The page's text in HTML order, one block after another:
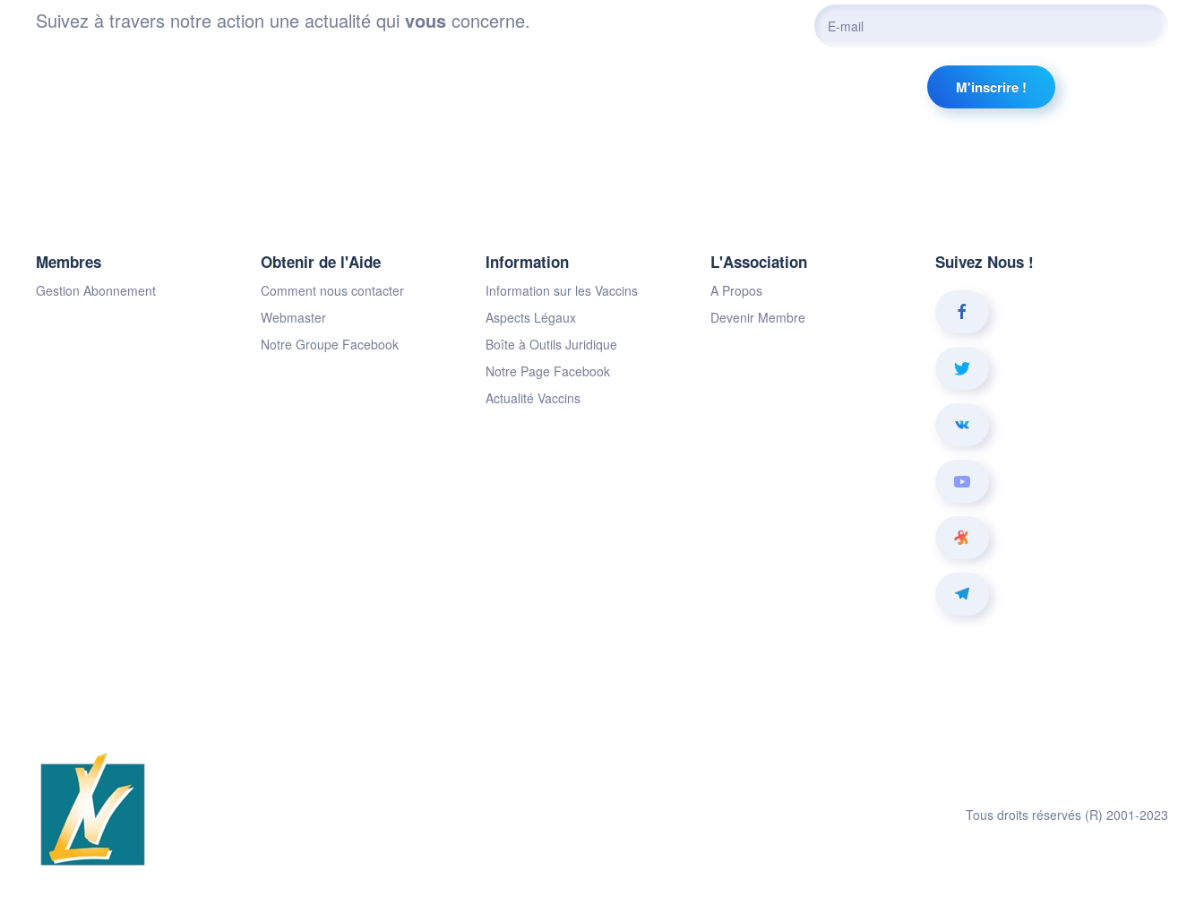
Suivez à travers notre action une actualité qui vous concerne.
Membres
Gestion Abonnement
Obtenir de l'Aide
Comment nous contacter
Webmaster
Notre Groupe Facebook
Information
Information sur les Vaccins
Aspects Légaux
Boîte à Outils Juridique
Notre Page Facebook
Actualité Vaccins
L'Association
A Propos
Devenir Membre
Suivez Nous !
Tous droits réservés (R) 2001-2023